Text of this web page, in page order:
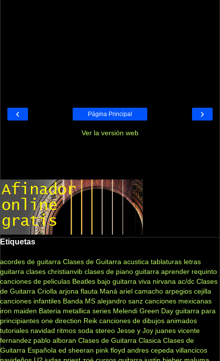
‹ ›
Página Principal
Ver la versión web
Etiquetas
acordes de guitarra Clases de Guitarra acustica tablaturas letras
guitarra clases christianvib clases de piano guitarra aprender requinto
canciones de peliculas Beatles bajo guitarra viva nirvana ac/dc Clases
de Guitarra Criolla arjona flauta Maná ariel camacho arpegios cejilla
canciones infantiles Banda MS alejandro sanz canciones mexicanas
iron maiden Bateria metallica series Melendi Green Day guitarra para
principiantes one direction Reik canciones de dibujos animados
tutoriales navidad ritmos soda stereo Jesse y Joy juanes vicente
fernandez pablo alboran Clases de Guitarra Clasica Clases de
Guitarra Española ed sheeran pink floyd andres cepeda villancicos